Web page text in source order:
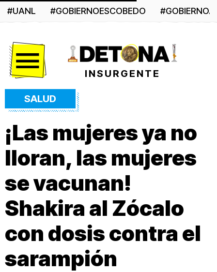
#UANL #GOBIERNOESCOBEDO
INSURGENTE
SALUD
¡Las mujeres ya no
lloran, las mujeres
se vacunan!
Shakira al Zócalo
con dosis contra el
sarampión